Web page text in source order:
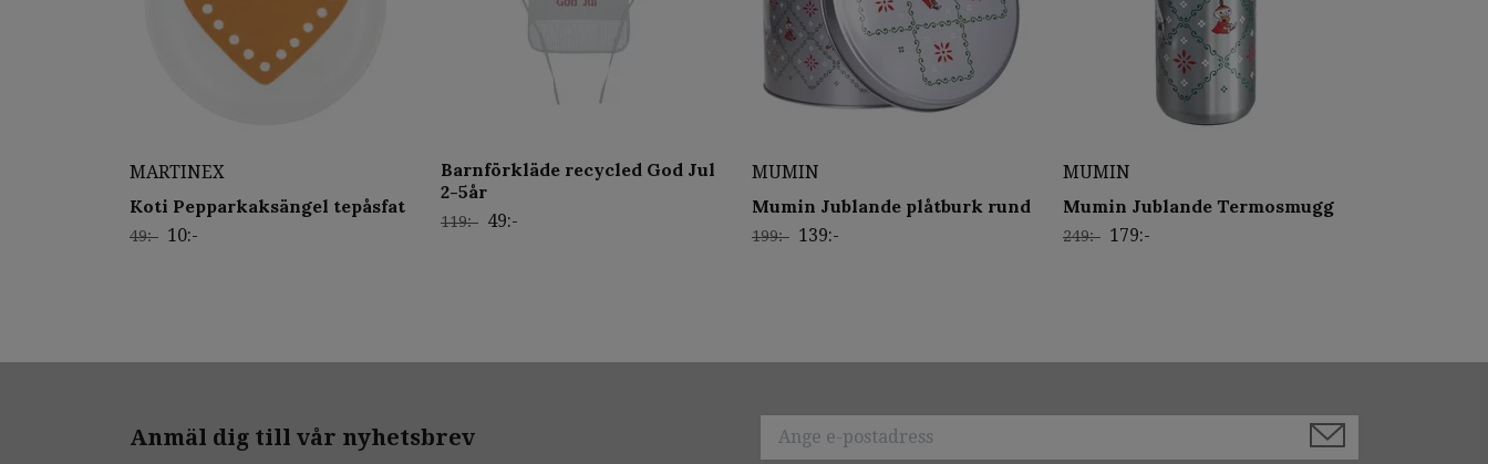
MARTINEX
Koti Pepparkaksängel tepåsfat
49:- 10:-
Barnförkläde recycled God Jul
2-5år
119:- 49:-
MUMIN
Mumin Jublande plåtburk rund
199:- 139:-
MUMIN
Mumin Jublande Termosmugg
249:- 179:-
Anmäl dig till vår nyhetsbrev